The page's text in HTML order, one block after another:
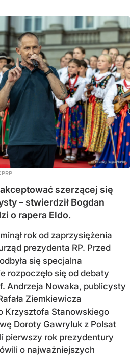
szerzącej się
– stwierdził Bogdan
o rapera Eldo.
rok od zaprzysiężenia
prezydenta RP. Przed
się specjalna
rozpoczęło się od debaty
Andrzeja Nowaka, publicysty
Ziemkiewicza
Krzysztofa Stanowskiego
Doroty Gawryluk z Polsat
pierwszy rok prezydentury
o najważniejszych